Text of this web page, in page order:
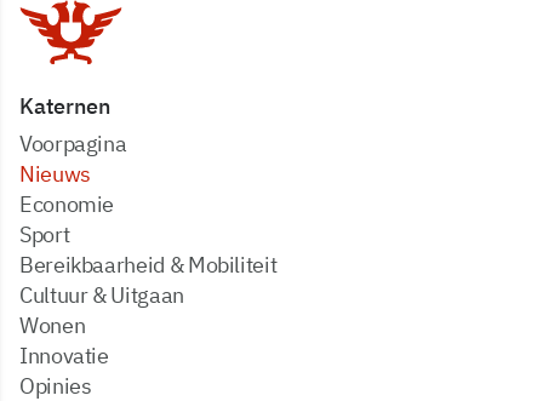
Katernen
Voorpagina
Nieuws
Economie
Sport
Bereikbaarheid & Mobiliteit
Cultuur & Uitgaan
Wonen
Innovatie
Opinies